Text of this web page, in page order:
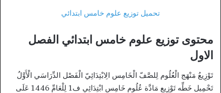
تحميل توزيع علوم خامس ابتدائي
محتوى توزيع علوم خامس ابتدائي الفصل
الاول
تَوْزِيعُ مَنْهَج الْعُلُوم لِلصَّفّ الْخَامِس الِابْتِدَائِيّ الْفَصْل الدِّرَاسَي الْأَوَّلُ
تَحْمِيل خَطِّه تَوْزِيع مَادَّة عُلُوم خَامِس ابْتِدَائِي ف1 لِلْعَامِّ 1446 عَلَى